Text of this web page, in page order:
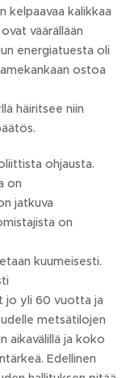
kelpaavaa kalikkaa
väärällään
energiatuesta oli
ostoa
häiritsee niin
ohjausta.
on
jatkuva
on
kuumeisesti.
jo yli 60 vuotta ja
metsätilojen
aikavälillä ja koko
Edellinen